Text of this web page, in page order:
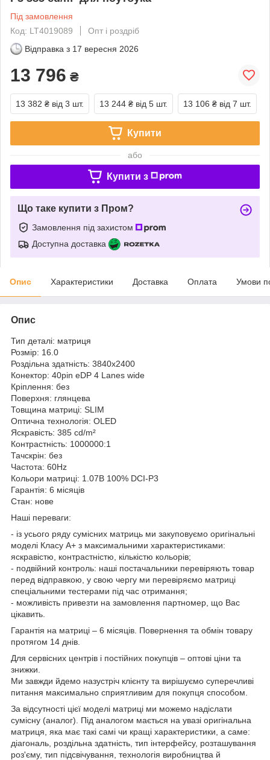
Під замовлення
Код: LT4019089
Опт і роздріб
Відправка з 17 вересня 2026
13 796 ₴
13 382 ₴ від 3 шт. 13 244 ₴ від 5 шт. 13 106 ₴ від 7 шт.
Купити
або
Купити з
Що таке купити з Пром?
Замовлення під захистом
Доступна доставка
Опис Характеристики Доставка Оплата Умови
Опис
Тип деталі: матриця
Розмір: 16.0
Роздільна здатність: 3840x2400
Конектор: 40pin eDP 4 Lanes wide
Кріплення: без
Поверхня: глянцева
Товщина матриці: SLIM
Оптична технологія: OLED
Яскравість: 385 cd/m²
Контрастність: 1000000:1
Тачскрін: без
Частота: 60Hz
Кольори матриці: 1.07B 100% DCI-P3
Гарантія: 6 місяців
Стан: нове
Наші переваги:
- із усього ряду сумісних матриць ми закуповуємо оригінальні
моделі Класу А+ з максимальними характеристиками:
яскравістю, контрастністю, кількістю кольорів;
- подвійний контроль: наші постачальники перевіряють товар
перед відправкою, у свою чергу ми перевіряємо матриці
спеціальними тестерами під час отримання;
- можливість привезти на замовлення партномер, що Вас
цікавить.
Гарантія на матриці – 6 місяців. Повернення та обмін товару
протягом 14 днів.
Для сервісних центрів і постійних покупців – оптові ціни та
знижки.
Ми завжди йдемо назустріч клієнту та вирішуємо суперечливі
питання максимально сприятливим для покупця способом.
За відсутності цієї моделі матриці ми можемо надіслати
сумісну (аналог). Під аналогом мається на увазі оригінальна
матриця, яка має такі самі чи кращі характеристики, а саме:
діагональ, роздільна здатність, тип інтерфейсу, розташування
роз'єму, тип підсвічування, технологія виробництва й